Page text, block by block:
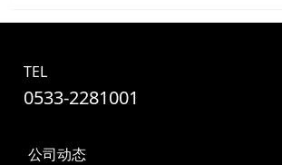
TEL
0533-2281001
公司动态